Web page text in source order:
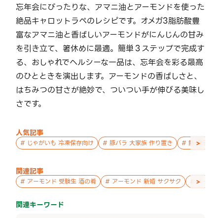
忘年会にぴったりな、アマニ油とアーモンドを使った
絶品キャロットラペのレシピです。オメガ3脂肪酸豊
富なアマニ油と香ばしいアーモンドがにんじんの甘み
を引き立て、箸休めに最適。簡単３ステップで完成す
る、おしゃれでヘルシーな一品は、忘年会を彩る最高
のひとときを演出します。アーモンドの香ばしさと、
はちみつの甘さが絶妙で、ついつい手が伸びる美味し
さです。
人気記事
# じゃがいも 冷凍保存向け # 豚バラ 大家族 作り置き # 鮭 親子 作
>
関連記事
# アーモンド 受験生 酒の肴 # アーモンド 新婚 サクサク #アーモ
>
関連キーワード